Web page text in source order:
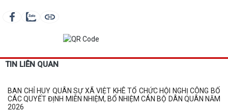
TIN LIÊN QUAN
BAN CHỈ HUY QUÂN SỰ XÃ VIỆT KHÊ TỔ CHỨC HỘI NGHỊ CÔNG BỐ
CÁC QUYẾT ĐỊNH MIỄN NHIỆM, BỔ NHIỆM CÁN BỘ DÂN QUÂN NĂM
2026